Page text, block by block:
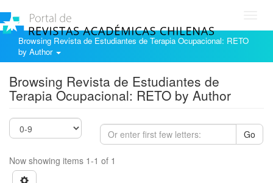
Browsing Revista de Estudiantes de Terapia Ocupacional: RETO
by Author
Browsing Revista de Estudiantes de
Terapia Ocupacional: RETO by Author
Go
Now showing items 1-1 of 1